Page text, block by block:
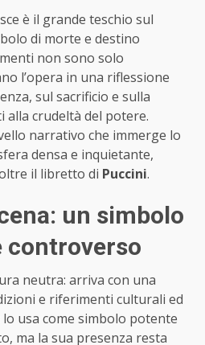
è il grande teschio sul
di morte e destino
non sono solo
l’opera in una riflessione
sul sacrificio e sulla
crudeltà del potere.
narrativo che immerge lo
densa e inquietante,
il libretto di Puccini.
un simbolo
controverso
neutra: arriva con una
e riferimenti culturali ed
lo usa come simbolo potente
ma la sua presenza resta